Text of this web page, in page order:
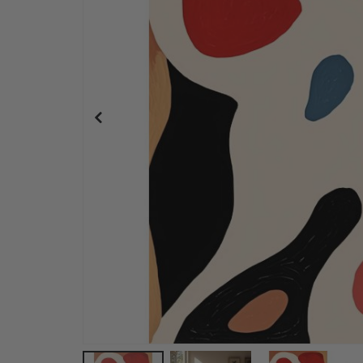
Personalisiertes Poster - Schwarz-Weiß-Herz-